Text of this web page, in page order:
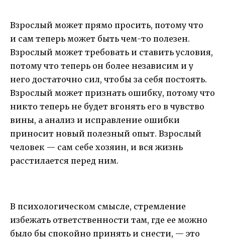
Взрослый может прямо просить, потому что
и сам теперь может быть чем-то полезен.
Взрослый может требовать и ставить условия,
потому что теперь он более независим и у
него достаточно сил, чтобы за себя постоять.
Взрослый может признать ошибку, потому что
никто теперь не будет вгонять его в чувство
вины, а анализ и исправление ошибки
приносит новый полезный опыт. Взрослый
человек — сам себе хозяин, и вся жизнь
расстилается перед ним.
В психологическом смысле, стремление
избежать ответственности там, где ее можно
было бы спокойно принять и снести, — это